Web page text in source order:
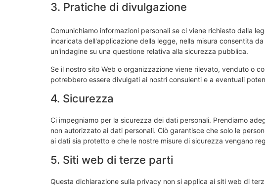
3. Pratiche di divulgazione
Comunichiamo informazioni personali se ci viene richiesto dalla
incaricata dell'applicazione della legge, nella misura consentita
un'indagine su una questione relativa alla sicurezza pubblica.
Se il nostro sito Web o organizzazione viene rilevato, venduto o
potrebbero essere divulgati ai nostri consulenti e a eventuali
4. Sicurezza
Ci impegniamo per la sicurezza dei dati personali. Prendiamo
non autorizzato ai dati personali. Ciò garantisce che solo le
ai dati sia protetto e che le nostre misure di sicurezza vengano
5. Siti web di terze parti
Questa dichiarazione sulla privacy non si applica ai siti web di